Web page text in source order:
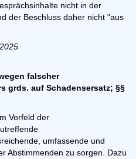
nicht in der
der Beschluss daher nicht "aus
falscher
grds. auf Schadensersatz; §§
Vorfeld der
umfassende und
Abstimmenden zu sorgen. Dazu